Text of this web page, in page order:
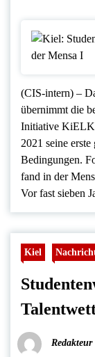
(CIS-intern) –
übernimmt die
Initiative
2021 seine
Bedingungen.
fand in der
Vor fast sieben
Kiel
Redakteur